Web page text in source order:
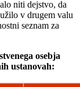
niti dejstvo, da
v drugem valu
seznam za
osebja
ustanovah: